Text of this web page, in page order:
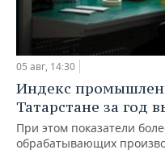
05 авг, 14:30
Индекс
Татарстане за год
При этом показатели
обрабатывающих